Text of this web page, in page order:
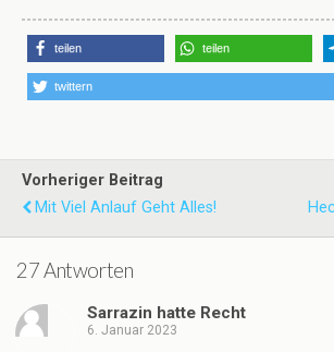
teilen teilen
twittern
Vorheriger Beitrag
Mit Viel Anlauf Geht Alles!
27 Antworten
Sarrazin hatte Recht
6. Januar 2023